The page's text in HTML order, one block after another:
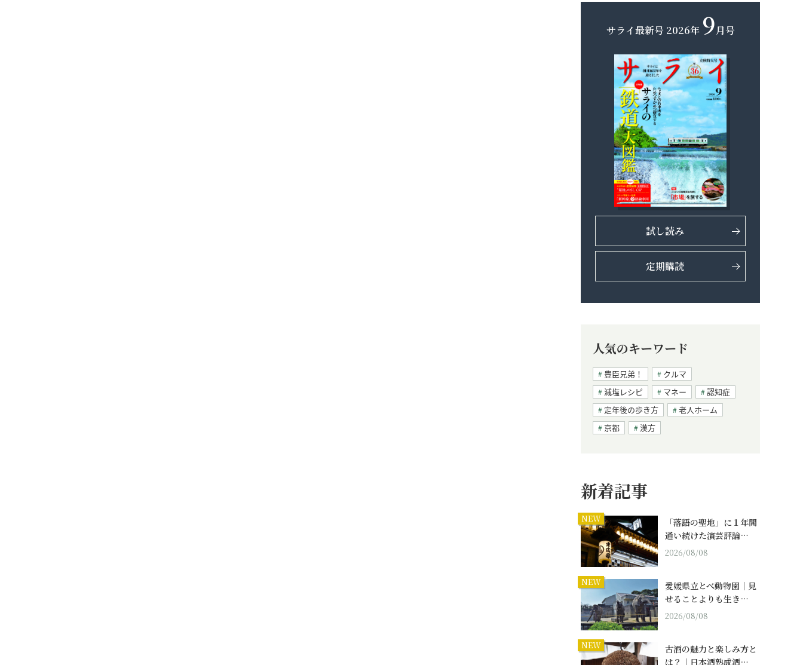
サライ最新号 2026年 9月号
試し読み
定期購読
人気のキーワード
豊臣兄弟！
クルマ
減塩レシピ
マネー
認知症
定年後の歩き方
老人ホーム
京都
漢方
新着記事
NEW
「落語の聖地」に１年間
通い続けた演芸評論…
2026/08/08
NEW
愛媛県立とべ動物園｜見
せることよりも生き…
2026/08/08
NEW
古酒の魅力と楽しみ方と
は？｜日本酒熟成酒…